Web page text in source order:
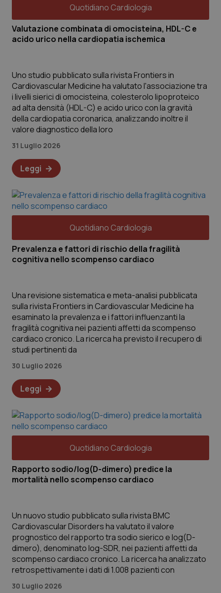
Quotidiano Cardiologia
Valutazione combinata di omocisteina, HDL-C e
acido urico nella cardiopatia ischemica
Uno studio pubblicato sulla rivista Frontiers in
Cardiovascular Medicine ha valutato l'associazione tra
i livelli sierici di omocisteina, colesterolo lipoproteico
ad alta densità (HDL-C) e acido urico con la gravità
della cardiopatia coronarica, analizzando inoltre il
valore diagnostico della loro
31 Luglio 2026
Leggi
Quotidiano Cardiologia
Prevalenza e fattori di rischio della fragilità
cognitiva nello scompenso cardiaco
Una revisione sistematica e meta-analisi pubblicata
sulla rivista Frontiers in Cardiovascular Medicine ha
esaminato la prevalenza e i fattori influenzanti la
fragilità cognitiva nei pazienti affetti da scompenso
cardiaco cronico. La ricerca ha previsto il recupero di
studi pertinenti da
30 Luglio 2026
Leggi
Quotidiano Cardiologia
Rapporto sodio/log(D-dimero) predice la
mortalità nello scompenso cardiaco
Un nuovo studio pubblicato sulla rivista BMC
Cardiovascular Disorders ha valutato il valore
prognostico del rapporto tra sodio sierico e log(D-
dimero), denominato log-SDR, nei pazienti affetti da
scompenso cardiaco cronico. La ricerca ha analizzato
retrospettivamente i dati di 1.008 pazienti con
30 Luglio 2026